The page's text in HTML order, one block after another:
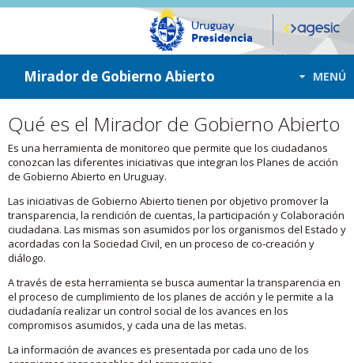
ir a contenido
ir al menú
Mirador de Gobierno Abierto MENÚ
Qué es el Mirador de Gobierno Abierto
Es una herramienta de monitoreo que permite que los ciudadanos
conozcan las diferentes iniciativas que integran los Planes de acción
de Gobierno Abierto en Uruguay.
Las iniciativas de Gobierno Abierto tienen por objetivo promover la
transparencia, la rendición de cuentas, la participación y Colaboración
ciudadana. Las mismas son asumidos por los organismos del Estado y
acordadas con la Sociedad Civil, en un proceso de co-creación y
diálogo.
A través de esta herramienta se busca aumentar la transparencia en
el proceso de cumplimiento de los planes de acción y le permite a la
ciudadanía realizar un control social de los avances en los
compromisos asumidos, y cada una de las metas.
La información de avances es presentada por cada uno de los